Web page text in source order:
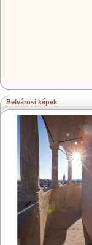
Belvárosi képek